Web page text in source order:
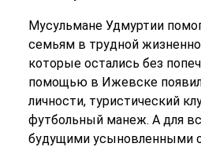
Мусульмане Удмуртии
семьям в трудной
которые остались без
помощью в Ижевске
личности, туристический
футбольный манеж. А для
будущими усыновленными